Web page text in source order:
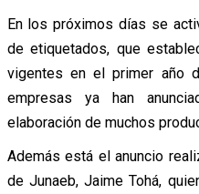
En los próximos días se
de etiquetados, que
vigentes en el primer año
empresas ya han
elaboración de muchos
Además está el anuncio
de Junaeb, Jaime Tohá,